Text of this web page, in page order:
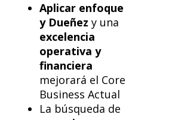
Aplicar enfoque
y Dueñez y una
excelencia
operativa y
financiera
mejorará el Core
Business Actual
La búsqueda de